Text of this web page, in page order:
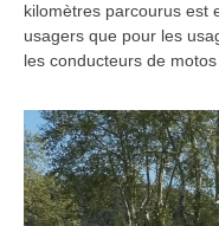
kilomètres parcourus est
usagers que pour les
les conducteurs de